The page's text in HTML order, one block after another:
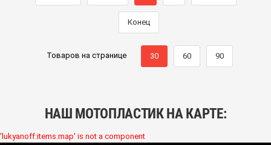
Конец
Товаров на странице 30 60 90
НАШ МОТОПЛАСТИК НА КАРТЕ:
'lukyanoff:items.map' is not a component